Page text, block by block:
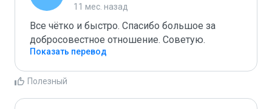
11 мес. назад
Все чётко и быстро. Спасибо большое за
добросовестное отношение. Советую.
Показать перевод
Полезный